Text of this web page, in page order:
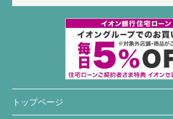
トップページ